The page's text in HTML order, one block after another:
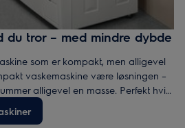
du tror – med mindre dybde
som er kompakt, men alligevel
vaskemaskine være løsningen –
alligevel en masse. Perfekt hvis
et kompakt format.